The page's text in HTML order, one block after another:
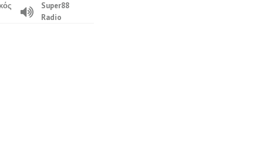
Super88
Radio